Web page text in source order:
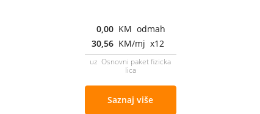
0,00 KM odmah
30,56 KM/mj x12
uz Osnovni paket fizicka
lica
Saznaj više